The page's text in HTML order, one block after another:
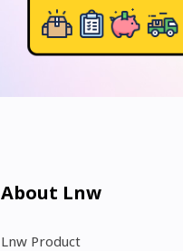
About Lnw​
Lnw Product